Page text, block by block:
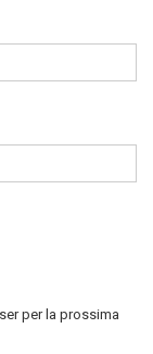
per la prossima